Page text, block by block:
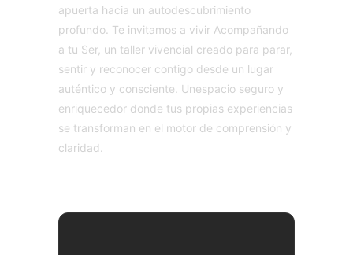
apuerta hacia un autodescubrimiento
profundo. Te invitamos a vivir Acompañando
a tu Ser, un taller vivencial creado para parar,
sentir y reconocer contigo desde un lugar
auténtico y consciente. Unespacio seguro y
enriquecedor donde tus propias experiencias
se transforman en el motor de comprensión y
claridad.